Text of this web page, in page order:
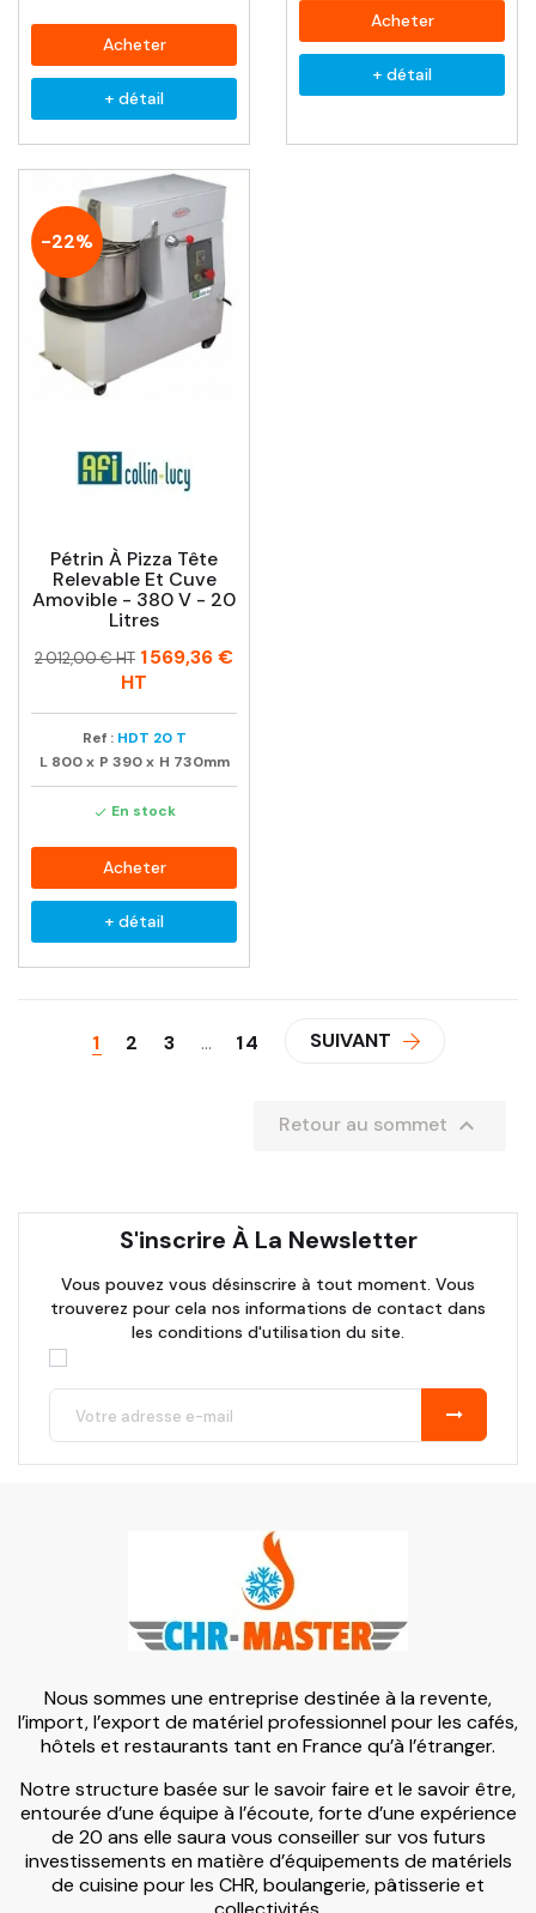
Acheter
+ détail
Acheter
+ détail
-22%
Pétrin À Pizza Tête
Relevable Et Cuve
Amovible - 380 V - 20
Litres
Prix
Prix
2 012,00 € HT 1 569,36 €
HT
Ref : HDT 20 T
L 800 x P 390 x H 730mm
 En stock
Acheter
+ détail
1 2 3 … 14 SUIVANT
Retour au sommet 
S'inscrire À La Newsletter
Vous pouvez vous désinscrire à tout moment. Vous
trouverez pour cela nos informations de contact dans
les conditions d'utilisation du site.
Nous sommes une entreprise destinée à la revente,
l’import, l’export de matériel professionnel pour les cafés,
hôtels et restaurants tant en France qu’à l’étranger.
Notre structure basée sur le savoir faire et le savoir être,
entourée d’une équipe à l’écoute, forte d’une expérience
de 20 ans elle saura vous conseiller sur vos futurs
investissements en matière d’équipements de matériels
de cuisine pour les CHR, boulangerie, pâtisserie et